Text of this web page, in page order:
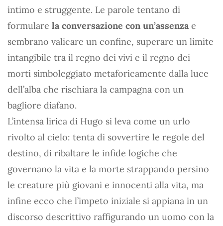
intimo e struggente. Le parole tentano di
formulare la conversazione con un’assenza e
sembrano valicare un confine, superare un limite
intangibile tra il regno dei vivi e il regno dei
morti simboleggiato metaforicamente dalla luce
dell’alba che rischiara la campagna con un
bagliore diafano.
L’intensa lirica di Hugo si leva come un urlo
rivolto al cielo: tenta di sovvertire le regole del
destino, di ribaltare le infide logiche che
governano la vita e la morte strappando persino
le creature più giovani e innocenti alla vita, ma
infine ecco che l’impeto iniziale si appiana in un
discorso descrittivo raffigurando un uomo con la